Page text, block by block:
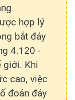
hợp lý
bắt đáy
4.120 -
giới. Khi
cao, việc
đoán đáy